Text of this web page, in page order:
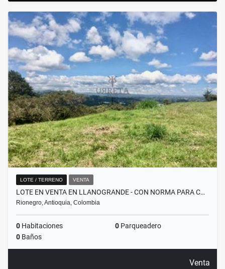
LOTE / TERRENO VENTA
LOTE EN VENTA EN LLANOGRANDE - CON NORMA PARA C…
Rionegro, Antioquia, Colombia
0 Habitaciones 0 Parqueadero
0 Baños
Venta